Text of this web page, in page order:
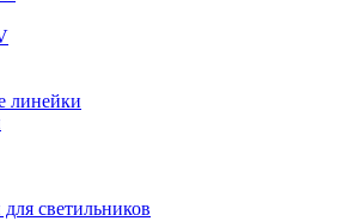
линейки
светильников